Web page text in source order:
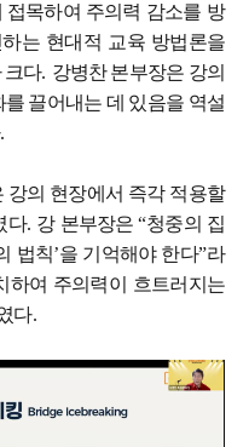
목하여 주의력 감소를 방
는 현대적 교육 방법론을
크다. 강병찬 본부장은 강의
끌어내는 데 있음을 역설
.
강의 현장에서 즉각 적용할
다. 강 본부장은“청중의 집
법칙’을 기억해야 한다”라
하여 주의력이 흐트러지는
다.